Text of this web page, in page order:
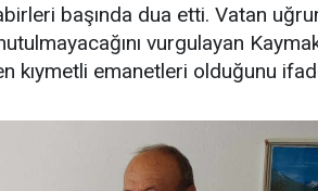
başında dua etti. Vatan
vurgulayan
kıymetli emanetleri olduğunu